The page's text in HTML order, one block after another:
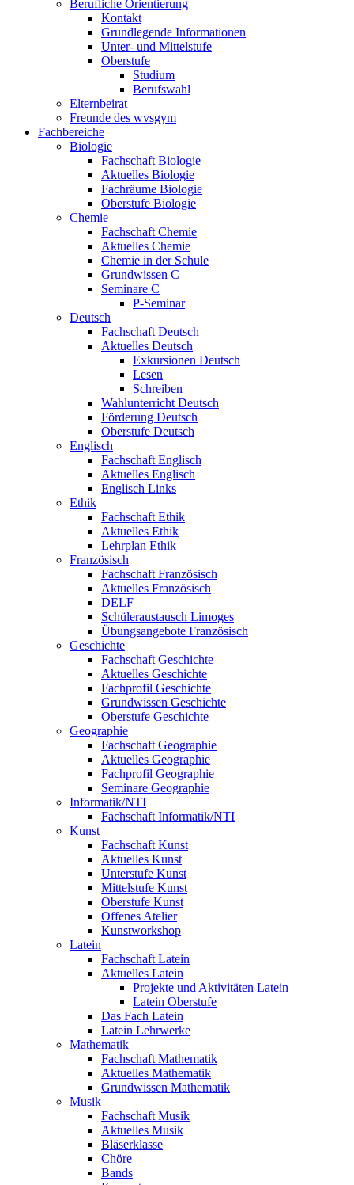
Berufliche Orientierung
Kontakt
Grundlegende Informationen
Unter- und Mittelstufe
Oberstufe
Studium
Berufswahl
Elternbeirat
Freunde des wvsgym
Fachbereiche
Biologie
Fachschaft Biologie
Aktuelles Biologie
Fachräume Biologie
Oberstufe Biologie
Chemie
Fachschaft Chemie
Aktuelles Chemie
Chemie in der Schule
Grundwissen C
Seminare C
P-Seminar
Deutsch
Fachschaft Deutsch
Aktuelles Deutsch
Exkursionen Deutsch
Lesen
Schreiben
Wahlunterricht Deutsch
Förderung Deutsch
Oberstufe Deutsch
Englisch
Fachschaft Englisch
Aktuelles Englisch
Englisch Links
Ethik
Fachschaft Ethik
Aktuelles Ethik
Lehrplan Ethik
Französisch
Fachschaft Französisch
Aktuelles Französisch
DELF
Schüleraustausch Limoges
Übungsangebote Französisch
Geschichte
Fachschaft Geschichte
Aktuelles Geschichte
Fachprofil Geschichte
Grundwissen Geschichte
Oberstufe Geschichte
Geographie
Fachschaft Geographie
Aktuelles Geographie
Fachprofil Geographie
Seminare Geographie
Informatik/NTI
Fachschaft Informatik/NTI
Kunst
Fachschaft Kunst
Aktuelles Kunst
Unterstufe Kunst
Mittelstufe Kunst
Oberstufe Kunst
Offenes Atelier
Kunstworkshop
Latein
Fachschaft Latein
Aktuelles Latein
Projekte und Aktivitäten Latein
Latein Oberstufe
Das Fach Latein
Latein Lehrwerke
Mathematik
Fachschaft Mathematik
Aktuelles Mathematik
Grundwissen Mathematik
Musik
Fachschaft Musik
Aktuelles Musik
Bläserklasse
Chöre
Bands